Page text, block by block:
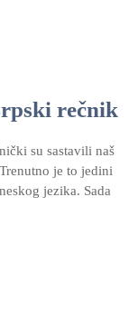
rečnik
su sastavili naš
je to jedini
jezika. Sada